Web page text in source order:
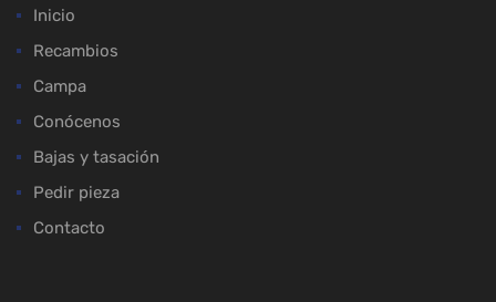
Inicio
Recambios
Campa
Conócenos
Bajas y tasación
Pedir pieza
Contacto